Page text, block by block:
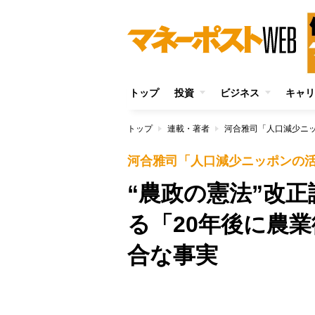
トップ 投資 ビジネス キャ
トップ 連載・著者 河合雅司「人口減少ニ
河合雅司「人口減少ニッポンの活
“農政の憲法”改
る「20年後に農
合な事実